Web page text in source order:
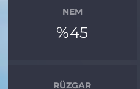
NEM
%45
RÜZGAR